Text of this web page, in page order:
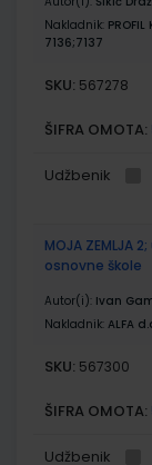
Nakladnik: PROFIL
7136;7137
SKU: 567278
ŠIFRA OMOTA:
Udžbenik
MOJA ZEMLJA
osnovne škole
Autor(i): Ivan
Nakladnik: ALFA
SKU: 567300
ŠIFRA OMOTA:
Udžbenik